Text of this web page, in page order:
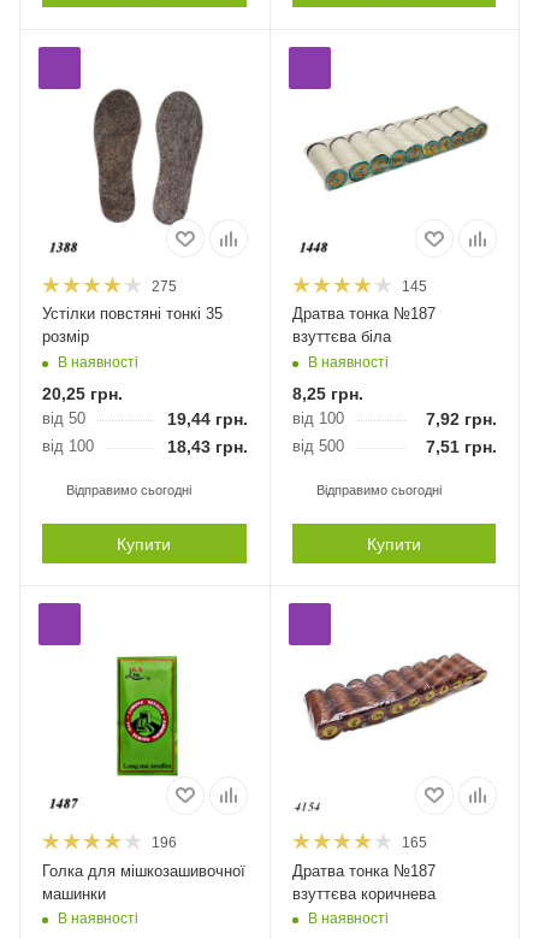
275
Устілки повстяні тонкі 35
розмір
В наявності
20,25 грн.
від 50 19,44 грн.
від 100 18,43 грн.
Відправимо сьогодні
Купити
145
Дратва тонка №187
взуттєва біла
В наявності
8,25грн.
від 100 7,92 грн.
від 500 7,51 грн.
Відправимо сьогодні
Купити
196
Голка для мішкозашивочної
машинки
В наявності
165
Дратва тонка №187
взуттєва коричнева
В наявності